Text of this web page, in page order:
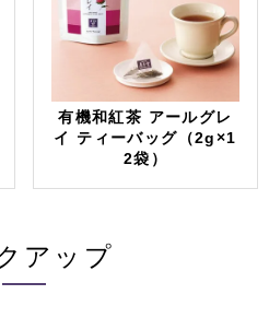
有機和紅茶 アールグレ
イ ティーバッグ（2g×1
2袋）
アップ